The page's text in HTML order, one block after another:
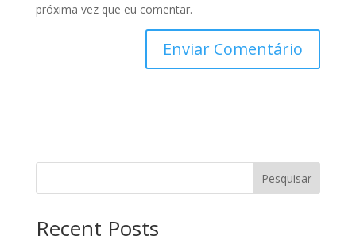
próxima vez que eu comentar.
Pesquisar
Recent Posts